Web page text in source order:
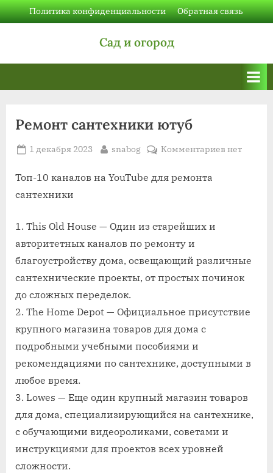
Skip
to
Политика конфиденциальности Обратная связь
Сад и огород
Ремонт сантехники ютуб
Posted
1 декабря 2023 By
snabog Комментариевкнет
Топ-10 каналов на YouTube для ремонта
сантехники
1. This Old House — Один из старейших и
авторитетных каналов по ремонту и
благоустройству дома, освещающий различные
сантехнические проекты, от простых починок
до сложных переделок.
2. The Home Depot — Официальное присутствие
крупного магазина товаров для дома с
подробными учебными пособиями и
рекомендациями по сантехнике, доступными в
любое время.
3. Lowes — Еще один крупный магазин товаров
для дома, специализирующийся на сантехнике,
с обучающими видеороликами, советами и
инструкциями для проектов всех уровней
сложности.